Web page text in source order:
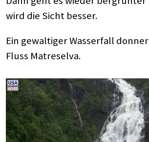
wird die Sicht besser.
Ein gewaltiger Wasserfall
Fluss Matreselva.